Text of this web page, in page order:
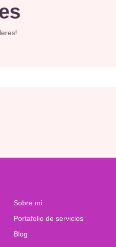
Sobre mi
Portafolio de servicios
Blog